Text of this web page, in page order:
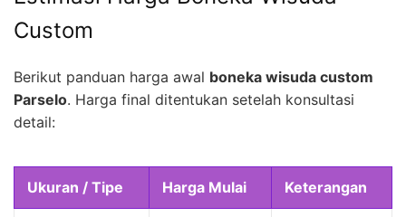
Custom
Berikut panduan harga awal boneka wisuda custom
Parselo. Harga final ditentukan setelah konsultasi
detail:
Ukuran / Tipe Harga Mulai Keterangan